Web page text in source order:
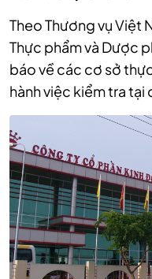
Theo Thương vụ Việt
Thực phẩm và Dược
báo về các cơ sở
hành việc kiểm tra